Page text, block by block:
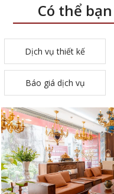
Có thể
Dịch vụ thiết kế
Báo giá dịch vụ